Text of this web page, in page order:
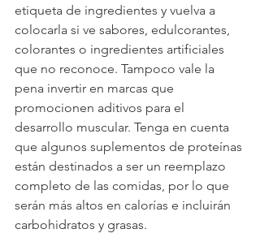
etiqueta de ingredientes y vuelva a
colocarla si ve sabores, edulcorantes,
colorantes o ingredientes artificiales
que no reconoce. Tampoco vale la
pena invertir en marcas que
promocionen aditivos para el
desarrollo muscular. Tenga en cuenta
que algunos suplementos de proteínas
están destinados a ser un reemplazo
completo de las comidas, por lo que
serán más altos en calorías e incluirán
carbohidratos y grasas.